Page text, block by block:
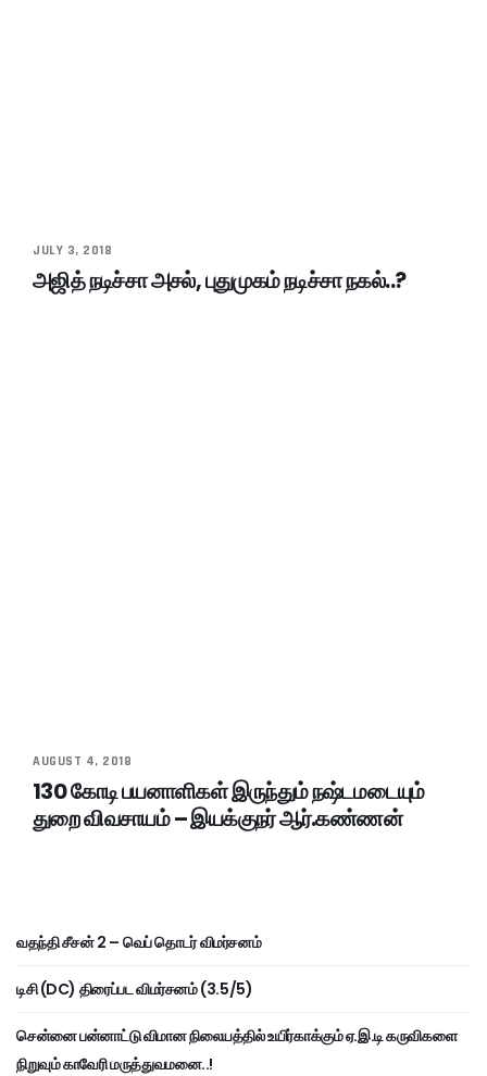
JULY 3, 2018
அஜித் நடிச்சா அசல், புதுமுகம் நடிச்சா நகல்..?
AUGUST 4, 2018
130 கோடி பயனாளிகள் இருந்தும் நஷ்டமடையும்
துறை விவசாயம் – இயக்குநர் ஆர்.கண்ணன்
வதந்தி சீசன் 2 – வெப் தொடர் விமர்சனம்
டிசி (DC) திரைப்பட விமர்சனம் (3.5/5)
சென்னை பன்னாட்டு விமான நிலையத்தில் உயிர்காக்கும் ஏ.இ.டி கருவிகளை
நிறுவும் காவேரி மருத்துவமனை..!